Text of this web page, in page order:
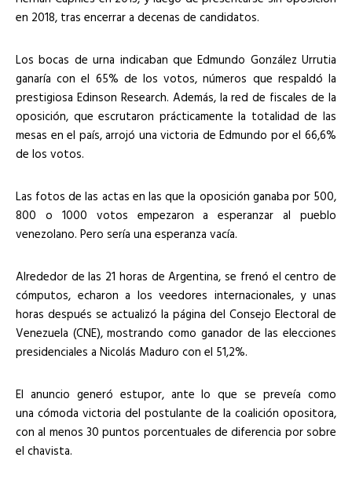
en 2018, tras encerrar a decenas de candidatos.
Los bocas de urna indicaban que Edmundo González Urrutia
ganaría con el 65% de los votos, números que respaldó la
prestigiosa Edinson Research. Además, la red de fiscales de la
oposición, que escrutaron prácticamente la totalidad de las
mesas en el país, arrojó una victoria de Edmundo por el 66,6%
de los votos.
Las fotos de las actas en las que la oposición ganaba por 500,
800 o 1000 votos empezaron a esperanzar al pueblo
venezolano. Pero sería una esperanza vacía.
Alrededor de las 21 horas de Argentina, se frenó el centro de
cómputos, echaron a los veedores internacionales, y unas
horas después se actualizó la página del Consejo Electoral de
Venezuela (CNE), mostrando como ganador de las elecciones
presidenciales a Nicolás Maduro con el 51,2%.
El anuncio generó estupor, ante lo que se preveía como
una cómoda victoria del postulante de la coalición opositora,
con al menos 30 puntos porcentuales de diferencia por sobre
el chavista.